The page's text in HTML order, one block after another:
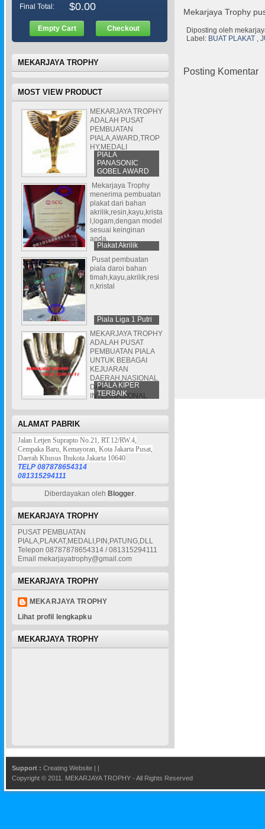
Mekarjaya Trophy
Diposting oleh
Label: BUAT PLAKAT
Posting Komentar
Final Total:
$0.00
Empty Cart Checkout
MEKARJAYA TROPHY
MOST VIEW PRODUCT
PIALA
PANASONIC
GOBEL AWARD
MEKARJAYA TROPHY
ADALAH PUSAT
PEMBUATAN
PIALA,AWARD,TROP
HY,MEDALI
Plakat Akrilik
Mekarjaya Trophy
menerima pembuatan
plakat dari bahan
akrilik,resin,kayu,krista
l,logam,dengan model
sesuai keinginan
anda.
Piala Liga 1 Putri
Pusat pembuatan
piala daroi bahan
timah,kayu,akrilik,resi
n,kristal
PIALA KIPER
TERBAIK
MEKARJAYA TROPHY
ADALAH PUSAT
PEMBUATAN PIALA
UNTUK BEBAGAI
KEJUARAN
DAERAH,NASIONAL
DAN
INTERNASIONAL
ALAMAT PABRIK
Jalan Letjen Suprapto No.21, RT.12/RW.4,
Cempaka Baru, Kemayoran, Kota Jakarta Pusat,
Daerah Khusus Ibukota Jakarta 10640
TELP 087878654314
081315294111
Diberdayakan oleh Blogger.
MEKARJAYA TROPHY
PUSAT PEMBUATAN
PIALA,PLAKAT,MEDALI,PIN,PATUNG,DLL
Telepon 08787878654314 / 081315294111
Email mekarjayatrophy@gmail.com
MEKARJAYA TROPHY
MEKARJAYA TROPHY
Lihat profil lengkapku
MEKARJAYA TROPHY
Support : Creating Website
Copyright © 2011.
MEKARJAYA TROPHY - All Rights Reserved